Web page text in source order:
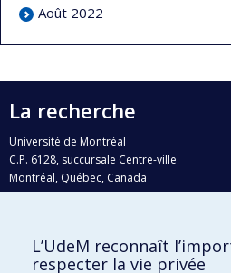
Août 2022
La recherche
Université de Montréal
C.P. 6128, succursale Centre-ville
Montréal, Québec, Canada
H3C 3J7
Qui fait quoi?
L’UdeM reconnaît
respecter la vie privée